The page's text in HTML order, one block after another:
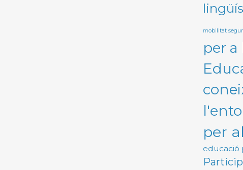
mobilitat
per a
per
educació